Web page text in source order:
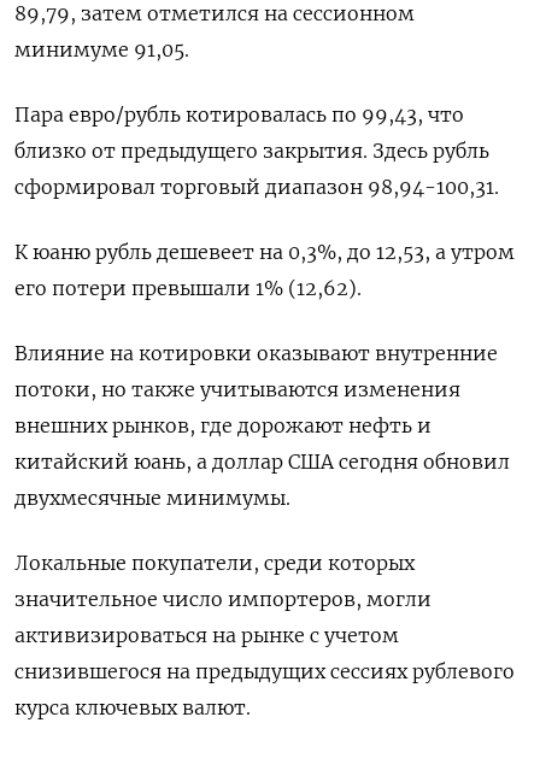
89,79, затем отметился на сессионном
минимуме 91,05.
Пара евро/рубль котировалась по 99,43, что
близко от предыдущего закрытия. Здесь рубль
сформировал торговый диапазон 98,94-100,31.
К юаню рубль дешевеет на 0,3%, до 12,53, а утром
его потери превышали 1% (12,62).
Влияние на котировки оказывают внутренние
потоки, но также учитываются изменения
внешних рынков, где дорожают нефть и
китайский юань, а доллар США сегодня обновил
двухмесячные минимумы.
Локальные покупатели, среди которых
значительное число импортеров, могли
активизироваться на рынке с учетом
снизившегося на предыдущих сессиях рублевого
курса ключевых валют.